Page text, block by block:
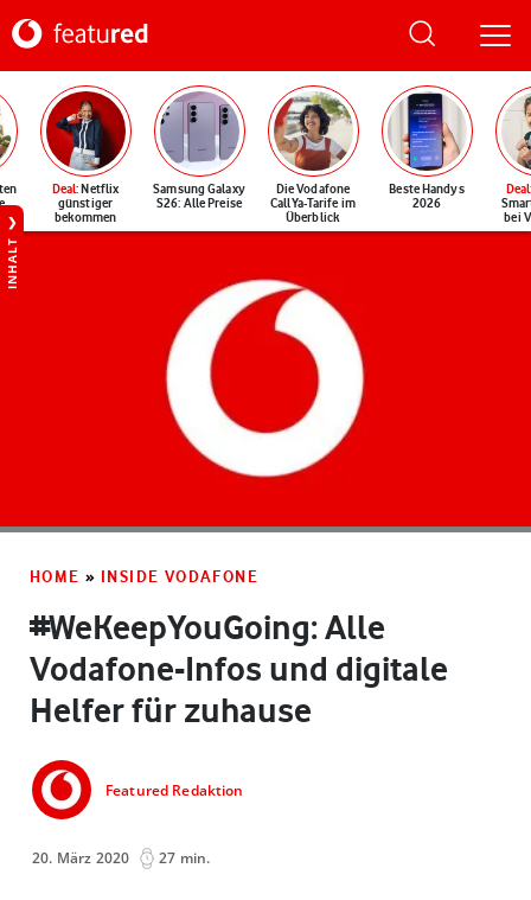
Deal: Netflix
günstiger
bekommen
Samsung Galaxy
S26: Alle Preise
Die Vodafone
CallYa-Tarife im
Überblick
Beste Handys
2026
Deal
bei
INHALT
HOME » INSIDE VODAFONE
#WeKeepYouGoing: Alle
Vodafone-Infos und digitale
Helfer für zuhause
Featured Redaktion
20. März 2020 27 min.